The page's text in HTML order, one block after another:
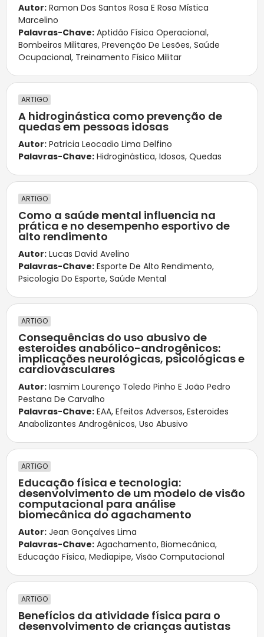
Autor: Ramon Dos Santos Rosa E Rosa Mística
Marcelino
Palavras-Chave: Aptidão Física Operacional,
Bombeiros Militares, Prevenção De Lesões, Saúde
Ocupacional, Treinamento Físico Militar
ARTIGO
A hidroginástica como prevenção de
quedas em pessoas idosas
Autor: Patricia Leocadio Lima Delfino
Palavras-Chave: Hidroginástica, Idosos, Quedas
ARTIGO
Como a saúde mental influencia na
prática e no desempenho esportivo de
alto rendimento
Autor: Lucas David Avelino
Palavras-Chave: Esporte De Alto Rendimento,
Psicologia Do Esporte, Saúde Mental
ARTIGO
Consequências do uso abusivo de
esteroides anabólico-androgênicos:
implicações neurológicas, psicológicas e
cardiovasculares
Autor: Iasmim Lourenço Toledo Pinho E João Pedro
Pestana De Carvalho
Palavras-Chave: EAA, Efeitos Adversos, Esteroides
Anabolizantes Androgênicos, Uso Abusivo
ARTIGO
Educação física e tecnologia:
desenvolvimento de um modelo de visão
computacional para análise
biomecânica do agachamento
Autor: Jean Gonçalves Lima
Palavras-Chave: Agachamento, Biomecânica,
Educação Física, Mediapipe, Visão Computacional
ARTIGO
Benefícios da atividade física para o
desenvolvimento de crianças autistas